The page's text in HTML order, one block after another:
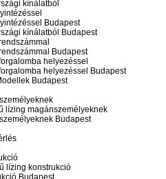
kínálatból
Budapest
kínálatból Budapest
Budapest
helyezéssel
helyezéssel Budapest
Budapest
lízing magánszemélyeknek
Budapest
lízing konstrukció
Budapest